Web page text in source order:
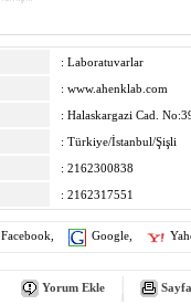
: Laboratuvarlar
: www.ahenklab.com
: Halaskargazi Cad.
: Türkiye/İstanbul/Şişli
: 2162300838
: 2162317551
Facebook Google
Yorum Ekle